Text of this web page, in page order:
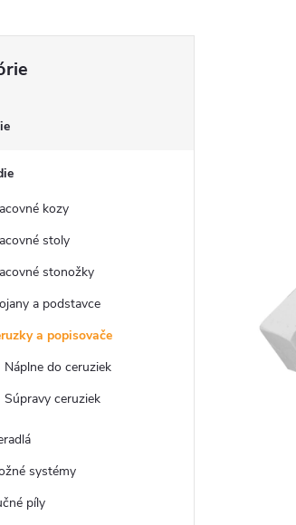
kozy
stoly
stonožky
a podstavce
a popisovače
Náplne do ceruziek
Súpravy ceruziek
systémy
píly